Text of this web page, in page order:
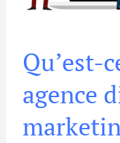
Qu’est-
agence
ce
qu’une
agence
digitale
marketing ?